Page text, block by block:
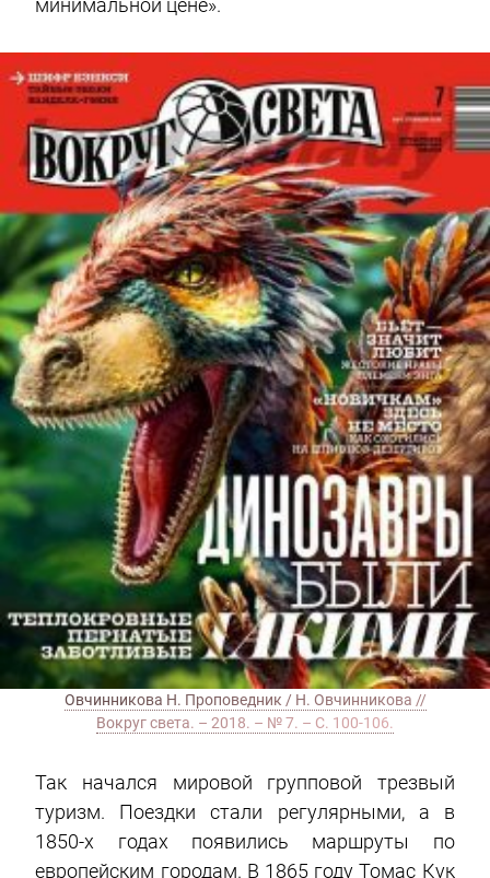
минимальной цене».
Овчинникова Н. Проповедник / Н. Овчинникова //
Вокруг света. – 2018. – № 7. – С. 100-106.
Так начался мировой групповой трезвый
туризм. Поездки стали регулярными, а в
1850-х годах появились маршруты по
европейским городам. В 1865 году Томас Кук